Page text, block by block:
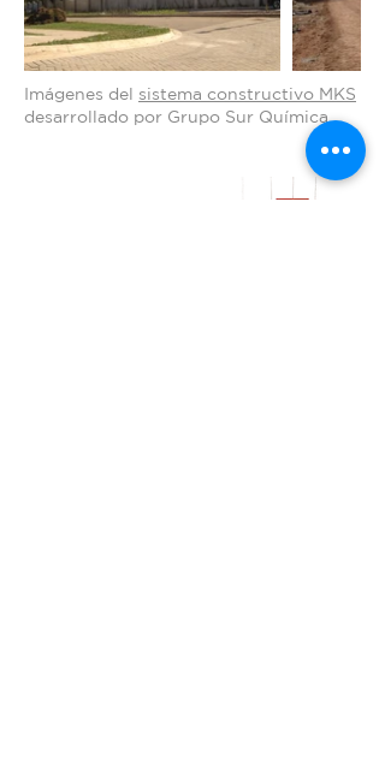
Imágenes del sistema constructivo MKS
desarrollado por Grupo Sur Química